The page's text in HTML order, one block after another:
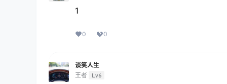
1
0 0
谈笑人生
王者 Lv6